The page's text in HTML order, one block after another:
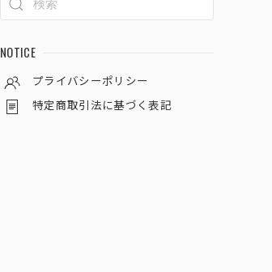
NOTICE
プライバシーポリシー
特定商取引法に基づく表記